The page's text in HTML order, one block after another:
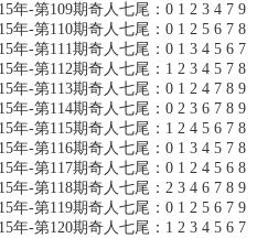
年-第109期奇人七尾：0 1 2 3 4 7 9
年-第110期奇人七尾：0 1 2 5 6 7 8
年-第111期奇人七尾：0 1 3 4 5 6 7
年-第112期奇人七尾：1 2 3 4 5 7 8
年-第113期奇人七尾：0 1 2 4 7 8 9
年-第114期奇人七尾：0 2 3 6 7 8 9
年-第115期奇人七尾：1 2 4 5 6 7 8
年-第116期奇人七尾：0 1 3 4 5 7 8
年-第117期奇人七尾：0 1 2 4 5 6 8
年-第118期奇人七尾：2 3 4 6 7 8 9
年-第119期奇人七尾：0 1 2 5 6 7 9
年-第120期奇人七尾：1 2 3 4 5 6 7